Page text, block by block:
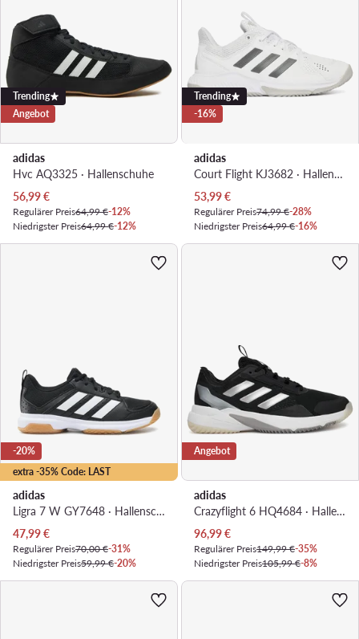
Trending
Angebot
adidas
Hvc AQ3325 · Hallenschuhe
Aktueller Preis
56,99€
Regulärer Preis64,99 €-12%
Niedrigster Preis64,99 €-12%
Trending
-16%
adidas
Court Flight KJ3682 · Hallenschuhe
Aktueller Preis
53,99€
Regulärer Preis74,99 €-28%
Niedrigster Preis64,99 €-16%
extra -35% Code: LAST
-20%
adidas
Ligra 7 W GY7648 · Hallenschuhe
Aktueller Preis
47,99€
Regulärer Preis70,00 €-31%
Niedrigster Preis59,99 €-20%
Angebot
adidas
Crazyflight 6 HQ4684 · Hallenschuhe
Aktueller Preis
96,99€
Regulärer Preis149,99 €-35%
Niedrigster Preis105,99 €-8%